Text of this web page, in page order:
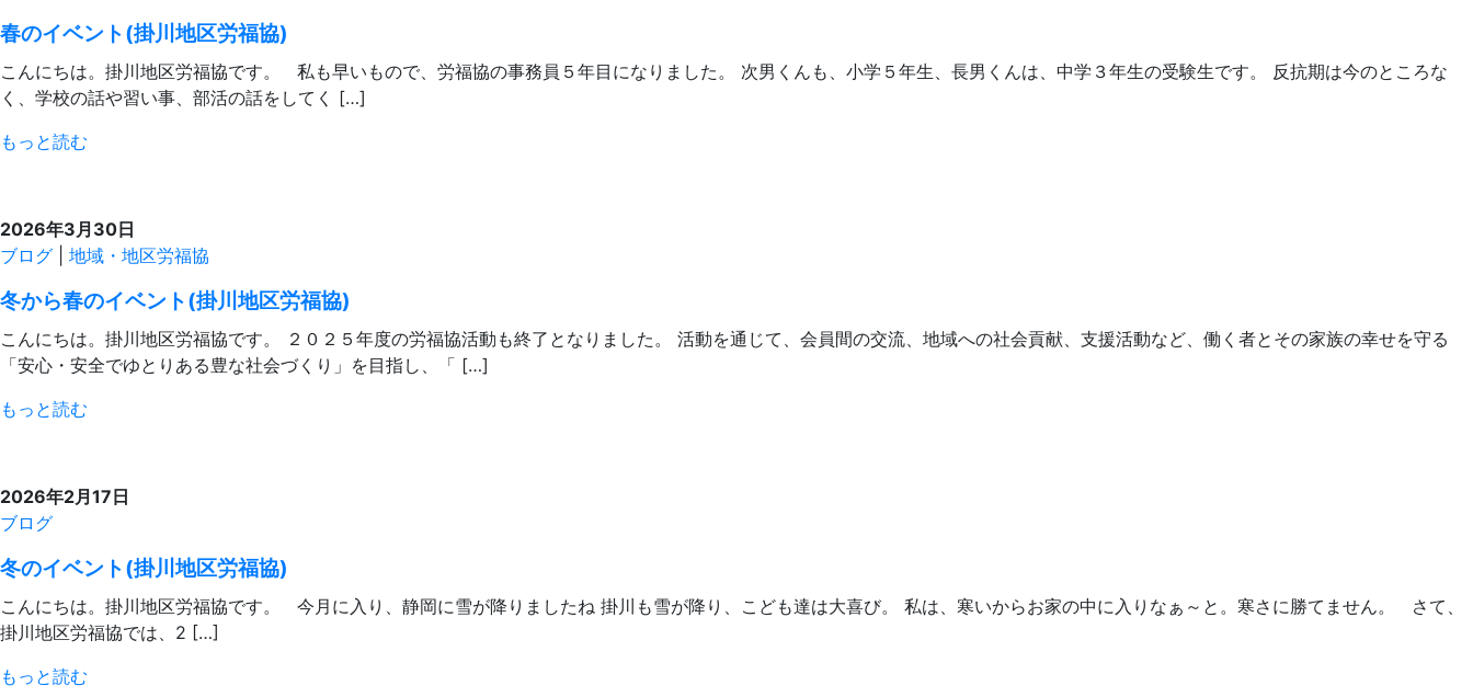
春のイベント(掛川地区労福協)
こんにちは。掛川地区労福協です。 私も早いもので、労福協の事務員５年目になりました。 次男くんも、小学５年生、長男くんは、中学３年生の受験生です。 反抗期は今のところな
く、学校の話や習い事、部活の話をしてく […]
もっと読む
2026年3月30日
ブログ
地域・地区労福協
冬から春のイベント(掛川地区労福協)
こんにちは。掛川地区労福協です。 ２０２５年度の労福協活動も終了となりました。 活動を通じて、会員間の交流、地域への社会貢献、支援活動など、働く者とその家族の幸せを守る
「安心・安全でゆとりある豊な社会づくり」を目指し、「 […]
もっと読む
2026年2月17日
ブログ
冬のイベント(掛川地区労福協)
こんにちは。掛川地区労福協です。 今月に入り、静岡に雪が降りましたね 掛川も雪が降り、こども達は大喜び。 私は、寒いからお家の中に入りなぁ～と。寒さに勝てません。 さて、
掛川地区労福協では、2 […]
もっと読む